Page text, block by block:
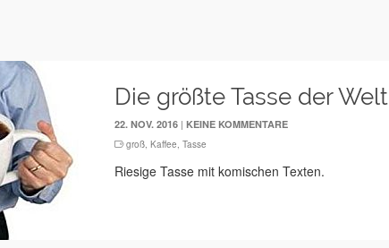
Die größte Tasse der Welt
22. NOV. 2016 |KEINE KOMMENTARE
groß,Kaffee,Tasse
Riesige Tasse mit komischen Texten.